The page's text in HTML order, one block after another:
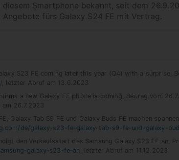
diesem Smartphone bekannt, seit dem
Angebote fürs Galaxy S24 FE mit Vertrag.
S23 FE coming later this year (Q4) with a surprise,
, letzter Abruf am 13.6.2023
a new Galaxy FE phone is coming, Beitrag vom
am 26.7.2023
Galaxy Tab S9 FE und Galaxy Buds FE machen
de/galaxy-s23-fe-galaxy-tab-s9-fe-und-galaxy-
den Verkaufsstart des Samsung Galaxy S23 FE an,
galaxy-s23-fe-an
, letzter Abruf am 11.12.2023